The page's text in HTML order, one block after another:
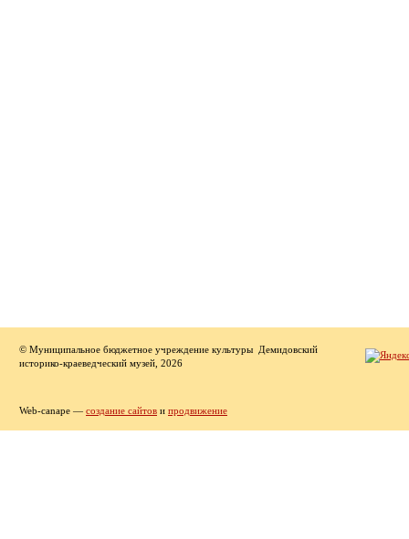
© Муниципальное бюджетное учреждение культуры Демидовский
историко-краеведческий музей, 2026
Web-canape — создание сайтов и продвижение